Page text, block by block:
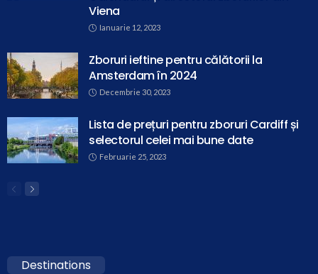
Viena
Ianuarie 12, 2023
Zboruri ieftine pentru călătorii la
Amsterdam în 2024
Decembrie 30, 2023
Lista de prețuri pentru zboruri Cardiff și
selectorul celei mai bune date
Februarie 25, 2023
Destinations